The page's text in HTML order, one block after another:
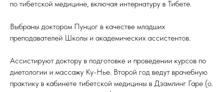
по тибетской медицине, включая интернатуру в Тибете.
Выбраны доктором Пунцог в качестве младших
преподавателей Школы и академических ассистентов.
Ассистируют доктору в подготовке и проведении курсов по
диетологии и массажу Ку-Нье. Второй год ведут врачебную
практику в кабинете тибетской медицины в Дзамлинг Гаре (о.